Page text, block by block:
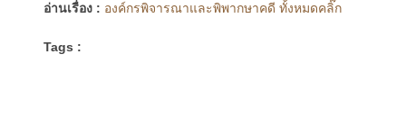
อ่านเรื่อง : องค์กรพิจารณาและพิพากษาคดี ทั้งหมดคลิ๊ก
Tags :